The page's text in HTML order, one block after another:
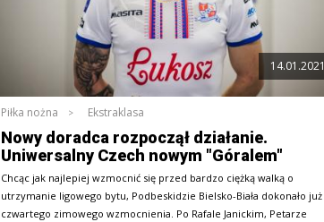
14.01.2021
Piłka nożna Ekstraklasa
Nowy doradca rozpoczął działanie.
Uniwersalny Czech nowym "Góralem"
Chcąc jak najlepiej wzmocnić się przed bardzo ciężką walką o
utrzymanie ligowego bytu, Podbeskidzie Bielsko-Biała dokonało już
czwartego zimowego wzmocnienia. Po Rafale Janickim, Petarze